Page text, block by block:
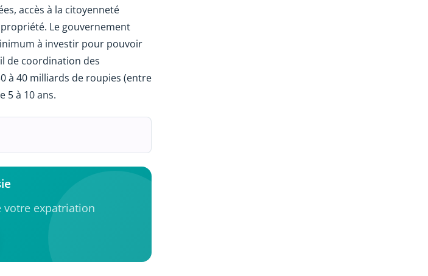
accès à la citoyenneté
Le gouvernement
à investir pour pouvoir
de coordination des
à 40 milliards de roupies (entre
5 à 10 ans.
votre expatriation